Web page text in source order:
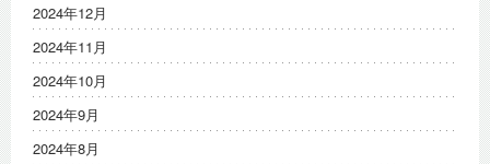
2024年12月
2024年11月
2024年10月
2024年9月
2024年8月